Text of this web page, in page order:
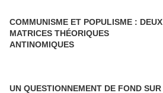
COMMUNISME ET POPULISME : DEUX
MATRICES THÉORIQUES
ANTINOMIQUES
UN QUESTIONNEMENT DE FOND SUR